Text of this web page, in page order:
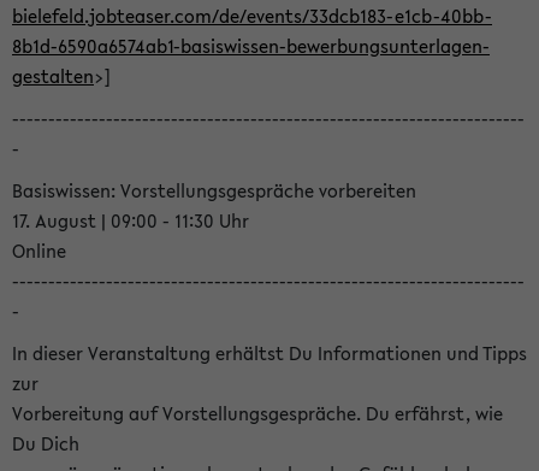
bielefeld.jobteaser.com/de/events/33dcb183-e1cb-40bb-
8b1d-6590a6574ab1-basiswissen-bewerbungsunterlagen-
gestalten>]
-----------------------------------------------------------------------
-
Basiswissen: Vorstellungsgespräche vorbereiten
17. August | 09:00 - 11:30 Uhr
Online
-----------------------------------------------------------------------
-
In dieser Veranstaltung erhältst Du Informationen und Tipps
zur
Vorbereitung auf Vorstellungsgespräche. Du erfährst, wie
Du Dich